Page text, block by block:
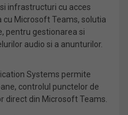
infrastructuri cu acces
Microsoft Teams, solutia
pentru gestionarea si
audio si a anunturilor.
Systems permite
controlul punctelor de
direct din Microsoft Teams.